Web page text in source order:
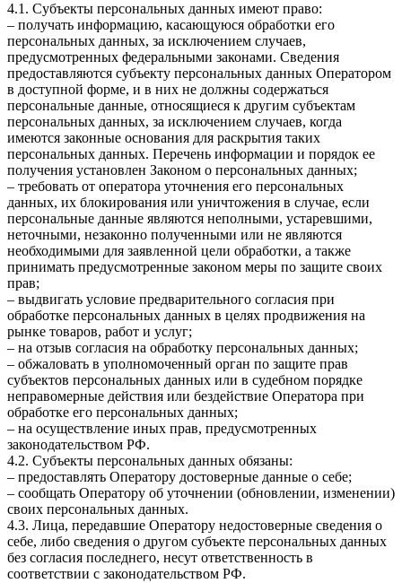
4.1. Субъекты персональных данных имеют право:
– получать информацию, касающуюся обработки его
персональных данных, за исключением случаев,
предусмотренных федеральными законами. Сведения
предоставляются субъекту персональных данных Оператором
в доступной форме, и в них не должны содержаться
персональные данные, относящиеся к другим субъектам
персональных данных, за исключением случаев, когда
имеются законные основания для раскрытия таких
персональных данных. Перечень информации и порядок ее
получения установлен Законом о персональных данных;
– требовать от оператора уточнения его персональных
данных, их блокирования или уничтожения в случае, если
персональные данные являются неполными, устаревшими,
неточными, незаконно полученными или не являются
необходимыми для заявленной цели обработки, а также
принимать предусмотренные законом меры по защите своих
прав;
– выдвигать условие предварительного согласия при
обработке персональных данных в целях продвижения на
рынке товаров, работ и услуг;
– на отзыв согласия на обработку персональных данных;
– обжаловать в уполномоченный орган по защите прав
субъектов персональных данных или в судебном порядке
неправомерные действия или бездействие Оператора при
обработке его персональных данных;
– на осуществление иных прав, предусмотренных
законодательством РФ.
4.2. Субъекты персональных данных обязаны:
– предоставлять Оператору достоверные данные о себе;
– сообщать Оператору об уточнении (обновлении, изменении)
своих персональных данных.
4.3. Лица, передавшие Оператору недостоверные сведения о
себе, либо сведения о другом субъекте персональных данных
без согласия последнего, несут ответственность в
соответствии с законодательством РФ.